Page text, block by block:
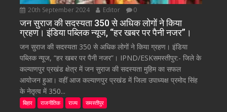
20th September 2024 Editor 0
जन सुराज की सदस्यता 350 से अधिक लोगों ने किया
ग्रहण। इंडिया पब्लिक न्यूज, “हर खबर पर पैनी नजर”।
जन सुराज की सदस्यता 350 से अधिक लोगों ने किया ग्रहण। इंडिया
पब्लिक न्यूज, “हर खबर पर पैनी नजर”। IPND/ESKसमस्तीपुर:- जिले के
कल्याणपुर प्रखंड क्षेत्र में जन सुराज की सदस्यता मुहिम का सफल
आयोजन हुआ। वहीं आज कल्याणपुर प्रखंड में जिला उपाध्यक्ष प्रमोद सिंह
के नेतृत्व में 350...
बिहार राजनीतिक राज्य समस्तीपुर